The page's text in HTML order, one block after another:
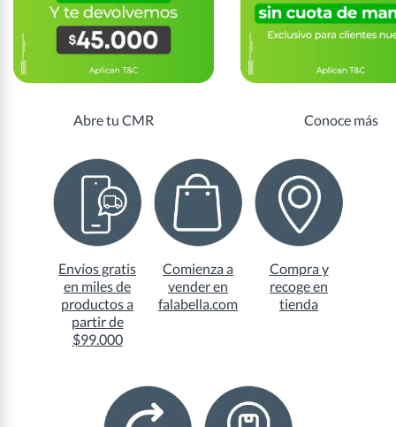
Abre tu CMR Conoce más
Envíos gratis
en miles de
productos a
partir de
$99.000
Comienza a
vender en
falabella.com
Compra y
recoge en
tienda